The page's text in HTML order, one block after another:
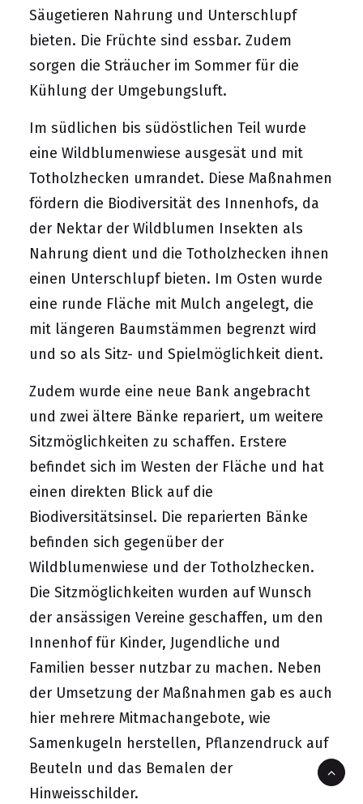
Säugetieren Nahrung und Unterschlupf
bieten. Die Früchte sind essbar. Zudem
sorgen die Sträucher im Sommer für die
Kühlung der Umgebungsluft.
Im südlichen bis südöstlichen Teil wurde
eine Wildblumenwiese ausgesät und mit
Totholzhecken umrandet. Diese Maßnahmen
fördern die Biodiversität des Innenhofs, da
der Nektar der Wildblumen Insekten als
Nahrung dient und die Totholzhecken ihnen
einen Unterschlupf bieten. Im Osten wurde
eine runde Fläche mit Mulch angelegt, die
mit längeren Baumstämmen begrenzt wird
und so als Sitz- und Spielmöglichkeit dient.
Zudem wurde eine neue Bank angebracht
und zwei ältere Bänke repariert, um weitere
Sitzmöglichkeiten zu schaffen. Erstere
befindet sich im Westen der Fläche und hat
einen direkten Blick auf die
Biodiversitätsinsel. Die reparierten Bänke
befinden sich gegenüber der
Wildblumenwiese und der Totholzhecken.
Die Sitzmöglichkeiten wurden auf Wunsch
der ansässigen Vereine geschaffen, um den
Innenhof für Kinder, Jugendliche und
Familien besser nutzbar zu machen. Neben
der Umsetzung der Maßnahmen gab es auch
hier mehrere Mitmachangebote, wie
Samenkugeln herstellen, Pflanzendruck auf
Beuteln und das Bemalen der
Hinweisschilder.